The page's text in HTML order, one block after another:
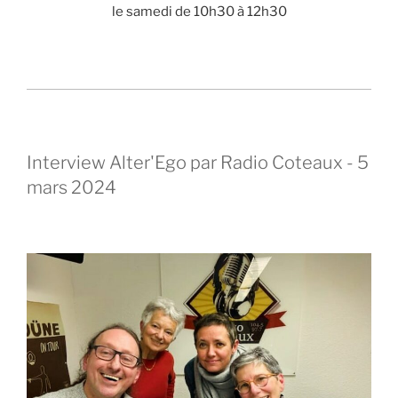
le samedi de 10h30 à 12h30
Interview Alter'Ego par Radio Coteaux - 5
mars 2024